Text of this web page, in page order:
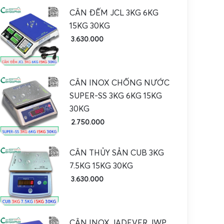
CÂN ĐẾM JCL 3KG 6KG
15KG 30KG
3.630.000
CÂN INOX CHỐNG NƯỚC
SUPER-SS 3KG 6KG 15KG
30KG
2.750.000
CÂN THỦY SẢN CUB 3KG
7.5KG 15KG 30KG
3.630.000